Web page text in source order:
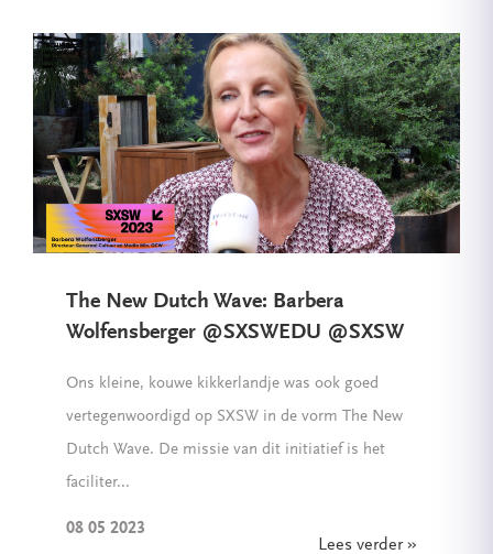
The New Dutch Wave: Barbera
Wolfensberger @SXSWEDU @SXSW
Ons kleine, kouwe kikkerlandje was ook goed
vertegenwoordigd op SXSW in de vorm The New
Dutch Wave. De missie van dit initiatief is het
faciliter...
08 05 2023
Lees verder